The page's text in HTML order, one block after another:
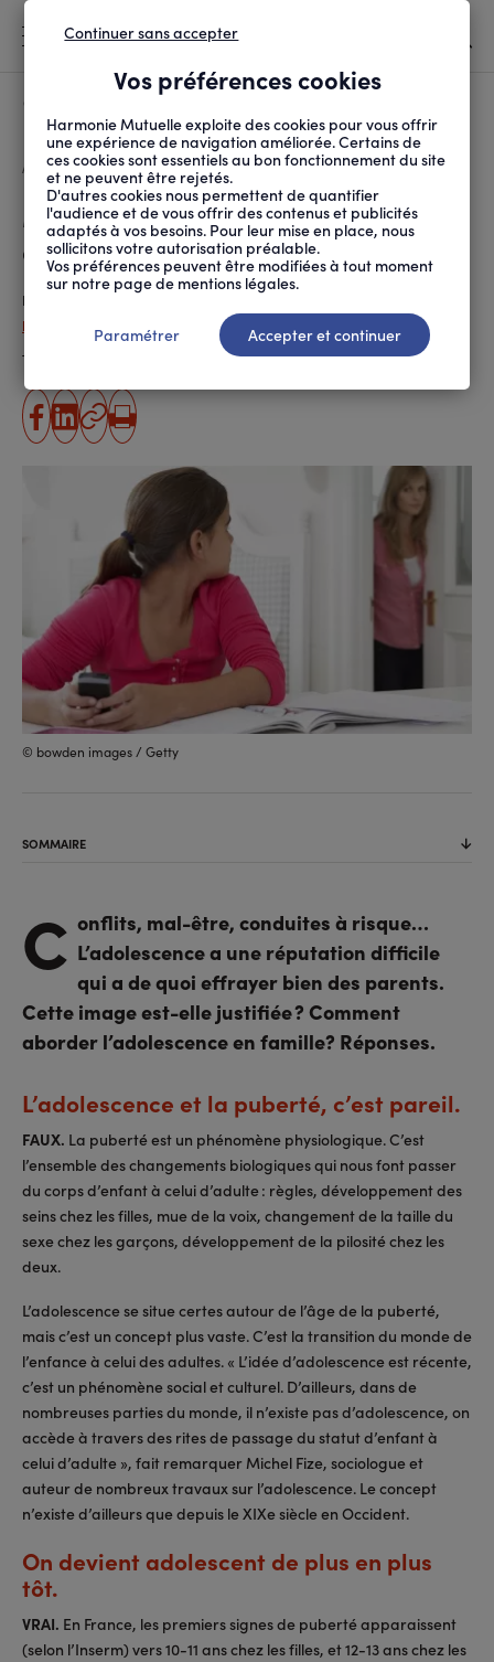
D'ARIANE
ACCUEIL SOCIÉTÉ AU QUOTIDIEN MON ENFANT DEVIENT A...
Mon enfant devient ado : à
quoi dois-je m’attendre ?
Publié le
Pauline Hervé
Temps de lecture estimé 5 minute(s)
partager
facebook
partager
linkedin
Copier
Imprimer
© bowden images / Getty
SOMMAIRE
C onflits, mal-être, conduites à risque…
L’adolescence a une réputation difficile
qui a de quoi effrayer bien des parents.
Cette image est-elle justifiée ? Comment
aborder l’adolescence en famille? Réponses.
L’adolescence et la puberté, c’est pareil.
FAUX. La puberté est un phénomène physiologique. C’est
l’ensemble des changements biologiques qui nous font passer
du corps d’enfant à celui d’adulte : règles, développement des
seins chez les filles, mue de la voix, changement de la taille du
sexe chez les garçons, développement de la pilosité chez les
deux.
L’adolescence se situe certes autour de l’âge de la puberté,
mais c’est un concept plus vaste. C’est la transition du monde de
l’enfance à celui des adultes. « L’idée d’adolescence est récente,
c’est un phénomène social et culturel. D’ailleurs, dans de
nombreuses parties du monde, il n’existe pas d’adolescence, on
accède à travers des rites de passage du statut d’enfant à
celui d’adulte », fait remarquer Michel Fize, sociologue et
auteur de nombreux travaux sur l’adolescence. Le concept
n’existe d’ailleurs que depuis le XIXe siècle en Occident.
On devient adolescent de plus en plus
tôt.
VRAI. En France, les premiers signes de puberté apparaissent
(selon l’Inserm) vers 10-11 ans chez les filles, et 12-13 ans chez les
Vos préférences cookies
Harmonie Mutuelle exploite des cookies pour vous offrir
une expérience de navigation améliorée. Certains de
ces cookies sont essentiels au bon fonctionnement du site
et ne peuvent être rejetés.
D'autres cookies nous permettent de quantifier
l'audience et de vous offrir des contenus et publicités
adaptés à vos besoins. Pour leur mise en place, nous
sollicitons votre autorisation préalable.
Vos préférences peuvent être modifiées à tout moment
sur notre page de mentions légales.
Continuer sans accepter
Paramétrer Accepter et continuer